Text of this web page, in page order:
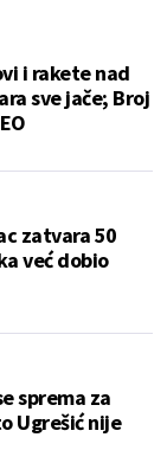
i rakete nad
sve jače; Broj
zatvara 50
već dobio
sprema za
Ugrešić nije